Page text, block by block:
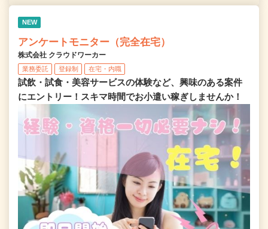
NEW
アンケートモニター（完全在宅）
株式会社 クラウドワーカー
業務委託 登録制 在宅・内職
試飲・試食・美容サービスの体験など、興味のある案件
にエントリー！スキマ時間でお小遣い稼ぎしませんか！